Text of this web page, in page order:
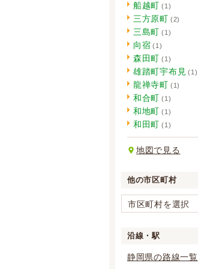
船越町 (1)
三方原町 (2)
三島町 (1)
向宿 (1)
森田町 (1)
雄踏町宇布見 (1)
龍禅寺町 (1)
和合町 (1)
和地町 (1)
和田町 (1)
地図で見る
他の市区町村
市区町村を選択
沿線・駅
静岡県の路線一覧